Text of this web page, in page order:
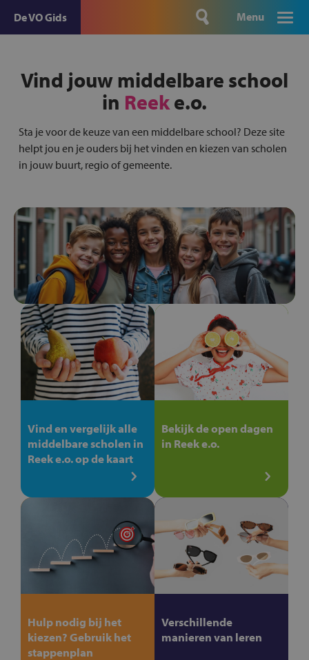
De VO Gids Menu
Vind jouw middelbare school
in Reeke.o.
Sta je voor de keuze van een middelbare school? Deze site
helpt jou en je ouders bij het vinden en kiezen van scholen
in jouw buurt, regio of gemeente.
Vind en vergelijk alle
middelbare scholen in
Reek e.o. op de kaart
Bekijk de open dagen
in Reek e.o.
Hulp nodig bij het
kiezen? Gebruik het
stappenplan
Verschillende
manieren van leren